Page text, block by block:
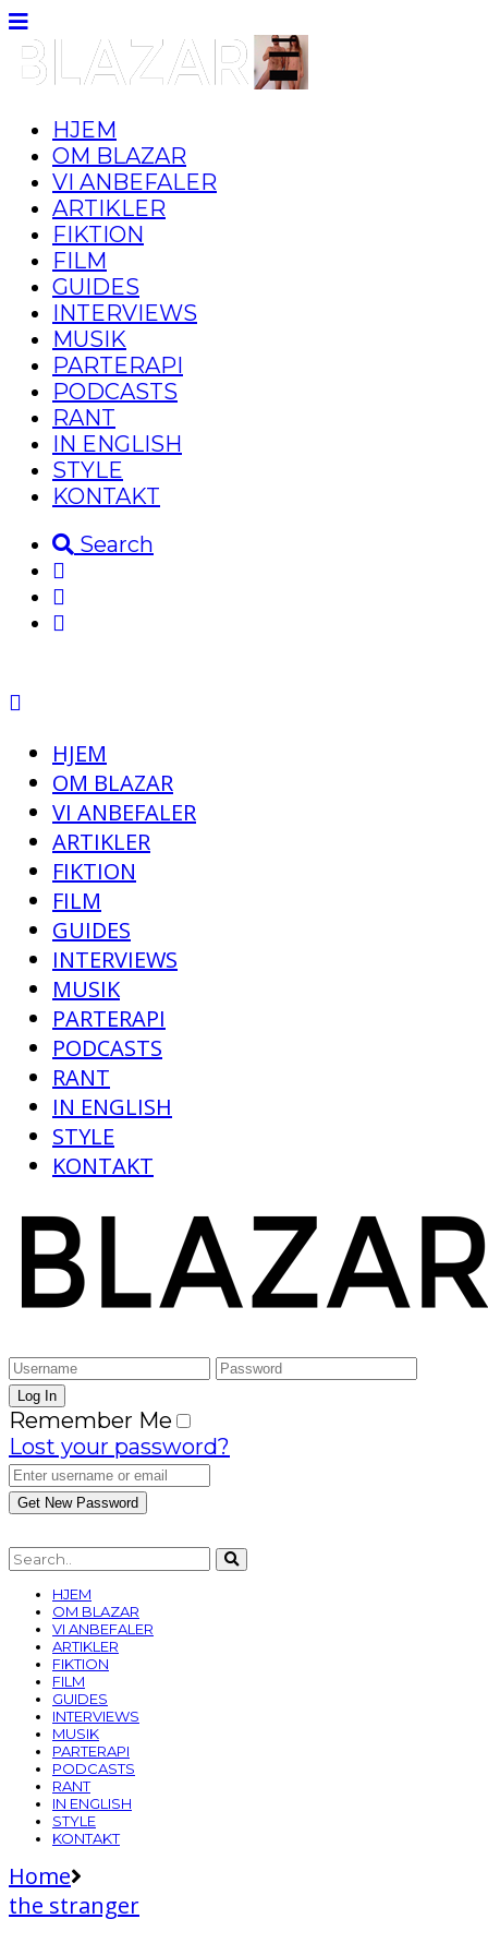
HJEM
OM BLAZAR
VI ANBEFALER
ARTIKLER
FIKTION
FILM
GUIDES
INTERVIEWS
MUSIK
PARTERAPI
PODCASTS
RANT
IN ENGLISH
STYLE
KONTAKT
Search
HJEM
OM BLAZAR
VI ANBEFALER
ARTIKLER
FIKTION
FILM
GUIDES
INTERVIEWS
MUSIK
PARTERAPI
PODCASTS
RANT
IN ENGLISH
STYLE
KONTAKT
Remember Me
Lost your password?
HJEM
OM BLAZAR
VI ANBEFALER
ARTIKLER
FIKTION
FILM
GUIDES
INTERVIEWS
MUSIK
PARTERAPI
PODCASTS
RANT
IN ENGLISH
STYLE
KONTAKT
Home
the stranger